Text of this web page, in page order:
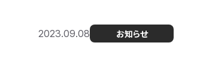
2023.09.08 お知らせ